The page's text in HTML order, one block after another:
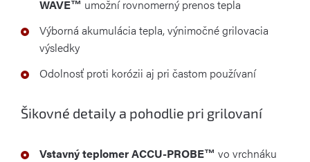
WAVE™ umožní rovnomerný prenos tepla
Výborná akumulácia tepla, výnimočné grilovacia
výsledky
Odolnosť proti korózii aj pri častom používaní
Šikovné detaily a pohodlie pri grilovaní
Vstavný teplomer ACCU-PROBE™ vo vrchnáku